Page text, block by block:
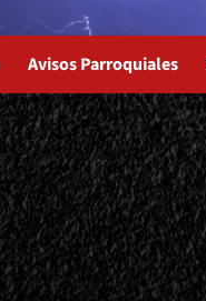
Avisos Parroquiales